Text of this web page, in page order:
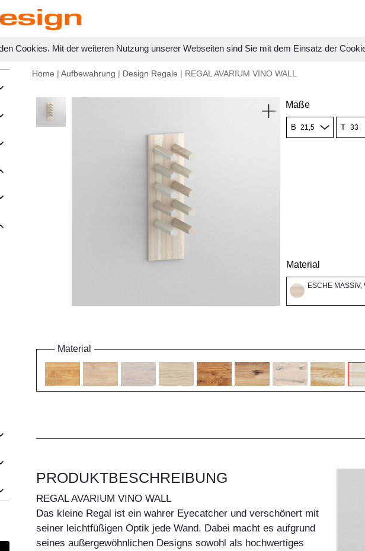
Cookies. Mit der weiteren Nutzung unserer Webseiten sind Sie mit dem Einsatz der
Home | Aufbewahrung | Design Regale | REGAL AVARIUM VINO WALL
Maße
B T
Material
ESCHE MASSIV,
Material
PRODUKTBESCHREIBUNG
REGAL AVARIUM VINO WALL
Das kleine Regal ist ein wahrer Eyecatcher und verschönert mit
seiner leichtfüßigen Optik jede Wand. Dabei macht es aufgrund
seines außergewöhnlichen Designs sowohl als hochwertiges